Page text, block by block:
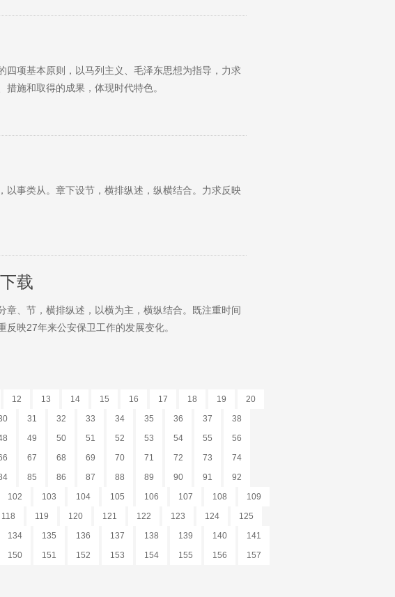
四项基本原则，以马列主义、毛泽东思想为指导，力求
施和取得的成果，体现时代特色。
以事类从。章下设节，横排纵述，纵横结合。力求反映
载
、节，横排纵述，以横为主，横纵结合。既注重时间
映27年来公安保卫工作的发展变化。
12 13 14 15 16 17 18 19
20
31 32 33 34 35 36 37
38
49 50 51 52 53 54 55
56
67 68 69 70 71 72 73
74
85 86 87 88 89 90 91
92
102 103 104 105 106 107 108
109
118 119 120 121 122 123 124
125
134 135 136 137 138 139 140
141
150 151 152 153 154 155 156
157